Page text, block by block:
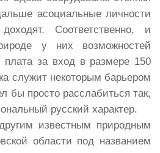
асоциальные личности
Соответственно, и
у них возможностей
за вход в размере 150
служит некоторым барьером
бы просто расслабиться так,
русский характер.
известным природным
области под названием